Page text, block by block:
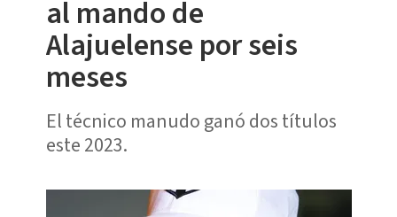
al mando de
Alajuelense por seis
meses
El técnico manudo ganó dos títulos
este 2023.